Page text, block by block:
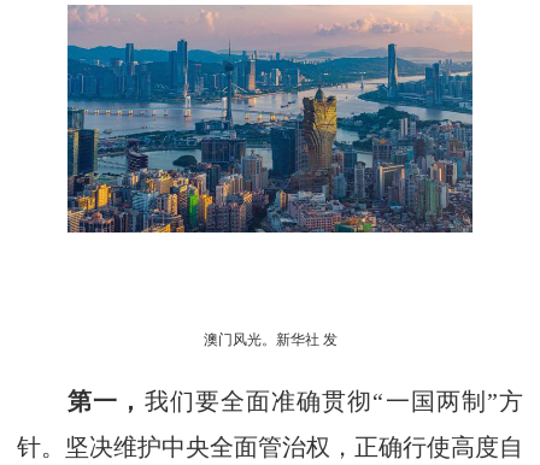
澳门风光。新华社 发
第一， 我们要全面准确贯彻“一国两制”方
针。坚决维护中央全面管治权，正确行使高度自